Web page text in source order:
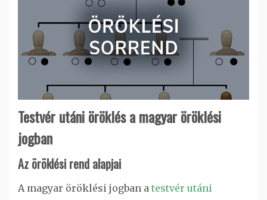
Testvér utáni öröklés a magyar öröklési
jogban
Az öröklési rend alapjai
A magyar öröklési jogban a testvér utáni